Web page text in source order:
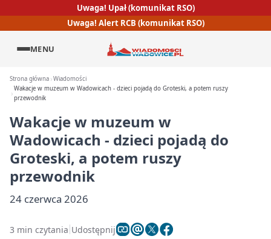
Uwaga! Upał (komunikat RSO)
Uwaga! Alert RCB (komunikat RSO)
MENU
Strona główna Wiadomości
Wakacje w muzeum w Wadowicach - dzieci pojadą do Groteski, a potem ruszy
przewodnik
Wakacje w muzeum w
Wadowicach - dzieci pojadą do
Groteski, a potem ruszy
przewodnik
24 czerwca 2026
3 min czytania Udostępnij